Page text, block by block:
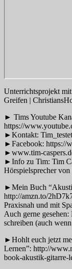
Unterrichtsprojekt
Greifen |
► Tims Youtube
https://
►Kontakt:
►Facebook: https://
►www.tim-
►Info zu Tim: Tim
Hörspielsprecher
►Mein Buch
http://amzn.to/
Praxisnah und mit
Auch gerne
schreiben (auch
►Hohlt euch jetzt
Lernen”: http://
book-akustik-gitarre-